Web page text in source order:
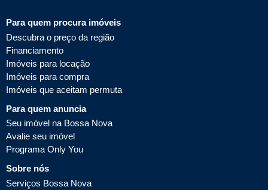
Para quem procura imóveis
Descubra o preço da região
Financiamento
Imóveis para locação
Imóveis para compra
Imóveis que aceitam permuta
Para quem anuncia
Seu imóvel na Bossa Nova
Avalie seu imóvel
Programa Only You
Sobre nós
Serviços Bossa Nova